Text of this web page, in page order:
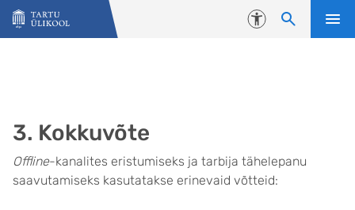
Liigu edasi põhisisu juurde
Juurdepääsetavus
3. Kokkuvõte
Offline-kanalites eristumiseks ja tarbija tähelepanu
saavutamiseks kasutatakse erinevaid võtteid: